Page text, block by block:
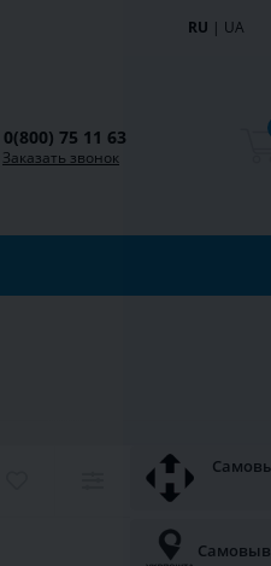
RU | UA
0(800) 75 11 63
Заказать звонок